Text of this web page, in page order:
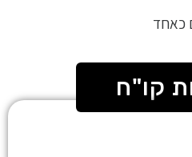
כאחד
קו"ח